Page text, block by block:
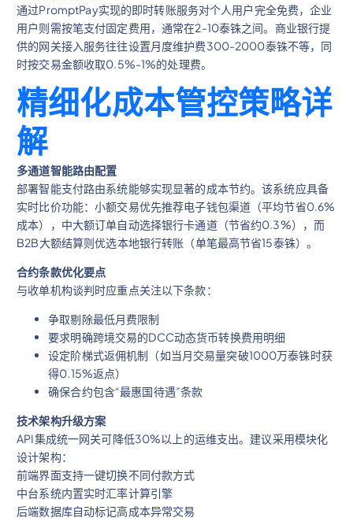
通过PromptPay实现的即时转账服务对个人用户完全免费，企业
用户则需按笔支付固定费用，通常在2-10泰铢之间。商业银行提
供的网关接入服务往往设置月度维护费300-2000泰铢不等，同
时按交易金额收取0.5%-1%的处理费。
精细化成本管控策略详
解
多通道智能路由配置
部署智能支付路由系统能够实现显著的成本节约。该系统应具备
实时比价功能：小额交易优先推荐电子钱包渠道（平均节省0.6%
成本），中大额订单自动选择银行卡通道（节省约0.3%），而
B2B大额结算则优选本地银行转账（单笔最高节省15泰铢）。
合约条款优化要点
与收单机构谈判时应重点关注以下条款：
争取剔除最低月费限制
要求明确跨境交易的DCC动态货币转换费用明细
设定阶梯式返佣机制（如当月交易量突破1000万泰铢时获
得0.15%返点）
确保合约包含“最惠国待遇”条款
技术架构升级方案
API集成统一网关可降低30%以上的运维支出。建议采用模块化
设计架构：
前端界面支持一键切换不同付款方式
中台系统内置实时汇率计算引擎
后端数据库自动标记高成本异常交易